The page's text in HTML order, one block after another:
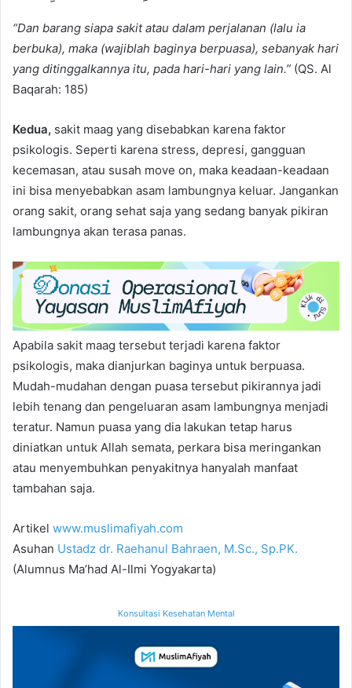
“Dan barang siapa sakit atau dalam perjalanan (lalu ia
berbuka), maka (wajiblah baginya berpuasa), sebanyak hari
yang ditinggalkannya itu, pada hari-hari yang lain.” (QS. Al
Baqarah: 185)
Kedua, sakit maag yang disebabkan karena faktor
psikologis. Seperti karena stress, depresi, gangguan
kecemasan, atau susah move on, maka keadaan-keadaan
ini bisa menyebabkan asam lambungnya keluar. Jangankan
orang sakit, orang sehat saja yang sedang banyak pikiran
lambungnya akan terasa panas.
Apabila sakit maag tersebut terjadi karena faktor
psikologis, maka dianjurkan baginya untuk berpuasa.
Mudah-mudahan dengan puasa tersebut pikirannya jadi
lebih tenang dan pengeluaran asam lambungnya menjadi
teratur. Namun puasa yang dia lakukan tetap harus
diniatkan untuk Allah semata, perkara bisa meringankan
atau menyembuhkan penyakitnya hanyalah manfaat
tambahan saja.
Artikel www.muslimafiyah.com
Asuhan Ustadz dr. Raehanul Bahraen, M.Sc., Sp.PK.
(Alumnus Ma’had Al-Ilmi Yogyakarta)
Konsultasi Kesehatan Mental